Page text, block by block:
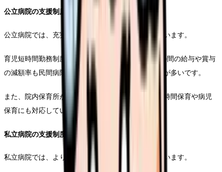
公立病院の支援制度
公立病院では、充実した育児支援制度が整備されています。
育児短時間勤務制度は最長で3年間利用可能で、その間の給与や賞与
の減額率も民間病院と比較して優遇されている場合が多いです。
また、院内保育所が完備されている施設が多く、24時間保育や病児
保育にも対応しています。
私立病院の支援制度
私立病院では、より柔軟な働き方改革が進められています。